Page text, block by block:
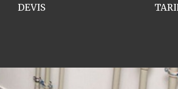
DEVIS